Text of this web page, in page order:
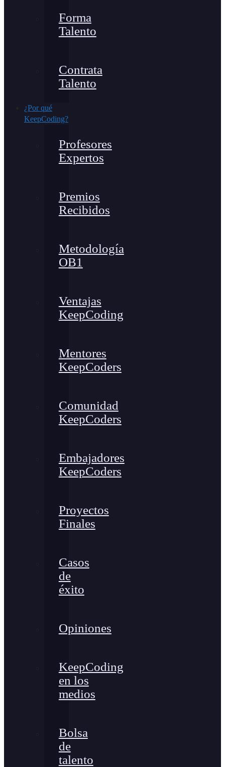
Forma
Talento
Contrata
Talento
¿Por qué
KeepCoding?
Profesores
Expertos
Premios
Recibidos
Metodología
OB1
Ventajas
KeepCoding
Mentores
KeepCoders
Comunidad
KeepCoders
Embajadores
KeepCoders
Proyectos
Finales
Casos
de
éxito
Opiniones
KeepCoding
en los
medios
Bolsa
de
talento